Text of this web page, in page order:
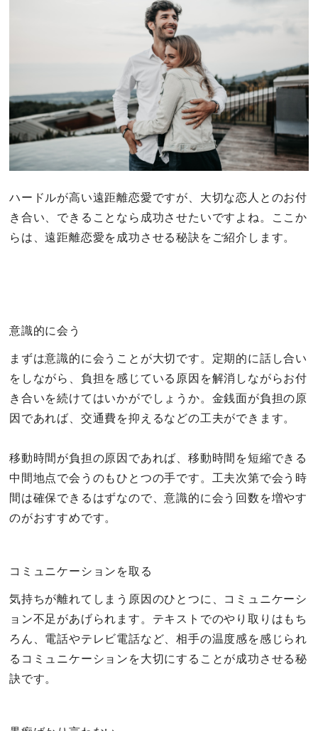
ハードルが高い遠距離恋愛ですが、大切な恋人とのお付
き合い、できることなら成功させたいですよね。ここか
らは、遠距離恋愛を成功させる秘訣をご紹介します。
意識的に会う
まずは意識的に会うことが大切です。定期的に話し合い
をしながら、負担を感じている原因を解消しながらお付
き合いを続けてはいかがでしょうか。金銭面が負担の原
因であれば、交通費を抑えるなどの工夫ができます。
移動時間が負担の原因であれば、移動時間を短縮できる
中間地点で会うのもひとつの手です。工夫次第で会う時
間は確保できるはずなので、意識的に会う回数を増やす
のがおすすめです。
コミュニケーションを取る
気持ちが離れてしまう原因のひとつに、コミュニケーシ
ョン不足があげられます。テキストでのやり取りはもち
ろん、電話やテレビ電話など、相手の温度感を感じられ
るコミュニケーションを大切にすることが成功させる秘
訣です。